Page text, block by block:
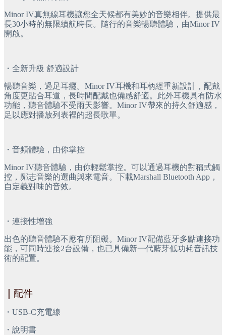
Minor IV真無線耳機讓您全天候都有美妙的音樂相伴。提供最
長30小時的無限續航時長。隨行的音樂暢聽體驗，由Minor IV
開啟。
・全新升級 舒適設計
暢聽音樂，過足耳癮。Minor IV耳機和耳柄經重新設計，配戴
角度更貼合耳道，長時間配戴也備感舒適。此外耳機具有防水
功能，聽音體驗不受雨天影響。Minor IV帶來的持久舒適感，
足以應對播放列表裡的超長歌單。
・音頻體驗，由你掌控
Minor IV聽音體驗，由你輕鬆掌控。可以通過耳機的對稱式觸
控，鄺志音樂的選曲與來電音。下載Marshall Bluetooth App，
自定義對味的音效。
・連接性增強
出色的聽音體驗不應有所阻礙。Minor IV配備藍牙多點連接功
能，可同時連接2台設備，也已具備新一代藍芽低功耗音訊技
術的配置。
配件
・USB-C充電線
・說明書